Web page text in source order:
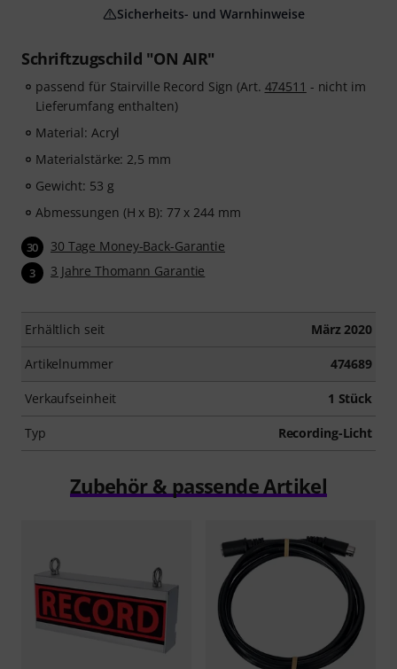
Schriftzugschild "ON AIR"
passend für Stairville Record Sign (Art. 474511 - nicht im
Lieferumfang enthalten)
Material: Acryl
Materialstärke: 2,5 mm
Gewicht: 53 g
Abmessungen (H x B): 77 x 244 mm
30 30 Tage Money-Back-Garantie
3 3 Jahre Thomann Garantie
Erhältlich seit März 2020
Artikelnummer 474689
Verkaufseinheit 1 Stück
Typ Recording-Licht
Sicherheits- und Warnhinweise
Zubehör & passende Artikel